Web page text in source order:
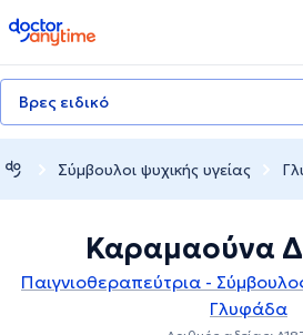
doctoranytime
Βρες ειδικό
Σύμβουλοι ψυχικής υγείας
Καραμαούνα
Παιγνιοθεραπεύτρια -
Γλυφάδα